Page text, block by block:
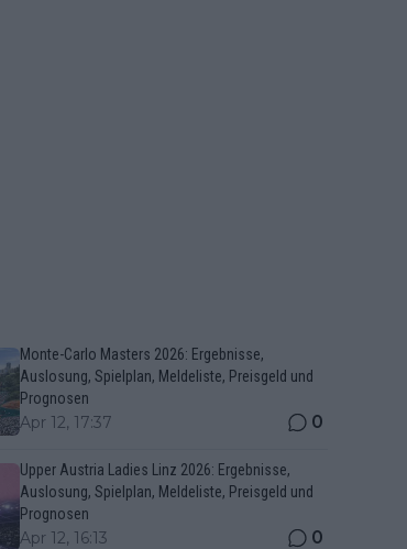
Monte-Carlo Masters 2026: Ergebnisse,
Auslosung, Spielplan, Meldeliste, Preisgeld und
Prognosen
Apr 12, 17:37 0
Upper Austria Ladies Linz 2026: Ergebnisse,
Auslosung, Spielplan, Meldeliste, Preisgeld und
Prognosen
Apr 12, 16:13 0